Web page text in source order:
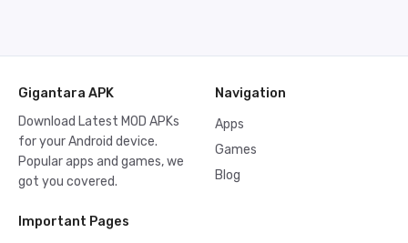
Gigantara APK
Download Latest MOD APKs
for your Android device.
Popular apps and games, we
got you covered.
Navigation
Apps
Games
Blog
Important Pages